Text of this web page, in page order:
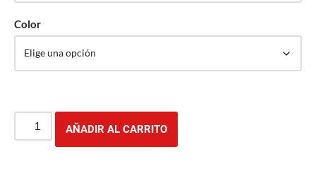
Color
AÑADIR AL CARRITO